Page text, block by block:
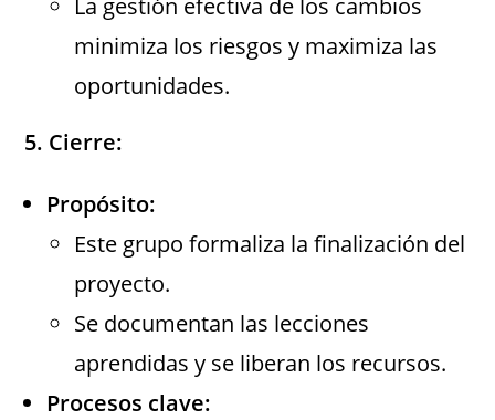
La gestión efectiva de los cambios
minimiza los riesgos y maximiza las
oportunidades.
5. Cierre:
Propósito:
Este grupo formaliza la finalización del
proyecto.
Se documentan las lecciones
aprendidas y se liberan los recursos.
Procesos clave: